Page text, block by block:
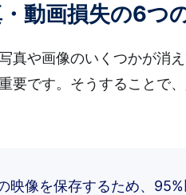
動画損失の6つ
真や画像のいくつかが消
要です。そうすることで
映像を保存するため、